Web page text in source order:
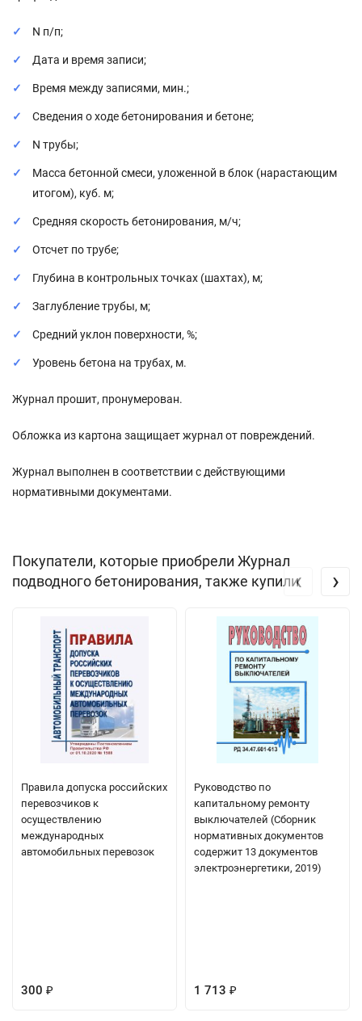
N п/п;
Дата и время записи;
Время между записями, мин.;
Сведения о ходе бетонирования и бетоне;
N трубы;
Масса бетонной смеси, уложенной в блок (нарастающим
итогом), куб. м;
Средняя скорость бетонирования, м/ч;
Отсчет по трубе;
Глубина в контрольных точках (шахтах), м;
Заглубление трубы, м;
Средний уклон поверхности, %;
Уровень бетона на трубах, м.
Журнал прошит, пронумерован.
Обложка из картона защищает журнал от повреждений.
Журнал выполнен в соответствии с действующими
нормативными документами.
Покупатели, которые приобрели Журнал
подводного бетонирования, также купили
Правила допуска российских
перевозчиков к
осуществлению
международных
автомобильных перевозок
300 ₽
Руководство по
капитальному ремонту
выключателей (Сборник
нормативных документов
содержит 13 документов
электроэнергетики, 2019)
1 713 ₽
‹ ›